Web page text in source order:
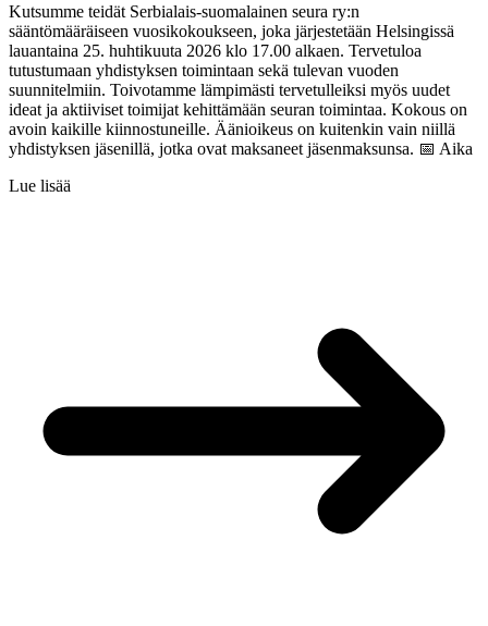
Kutsumme teidät Serbialais-suomalainen seura ry:n
sääntömääräiseen vuosikokoukseen, joka järjestetään Helsingissä
lauantaina 25. huhtikuuta 2026 klo 17.00 alkaen. Tervetuloa
tutustumaan yhdistyksen toimintaan sekä tulevan vuoden
suunnitelmiin. Toivotamme lämpimästi tervetulleiksi myös uudet
ideat ja aktiiviset toimijat kehittämään seuran toimintaa. Kokous on
avoin kaikille kiinnostuneille. Äänioikeus on kuitenkin vain niillä
yhdistyksen jäsenillä, jotka ovat maksaneet jäsenmaksunsa. 📅 Aika
Lue lisää